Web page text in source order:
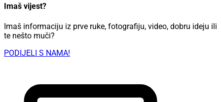
Imaš vijest?
Imaš informaciju iz prve ruke, fotografiju, video, dobru ideju ili
te nešto muči?
PODIJELI S NAMA!